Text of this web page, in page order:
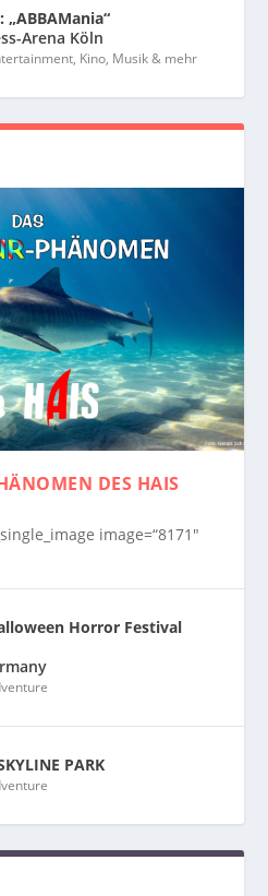
Arena Köln
Kino, Musik & mehr
DES HAIS
image=“8171″
Horror Festival
PARK